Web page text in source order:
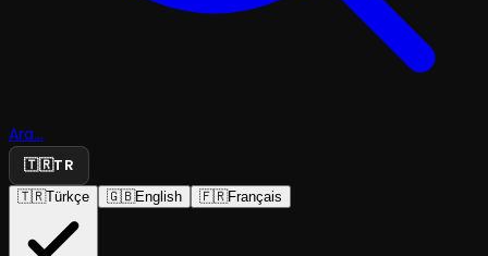
Ara...
🇹🇷TR
🇹🇷Türkçe 🇬🇧English 🇫🇷Français